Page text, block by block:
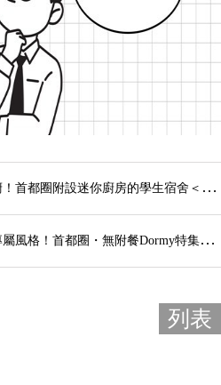
都圈附設迷你廚房的學生宿舍＜首都圈＞
！首都圈・無附餐Dormy特集＜大學專用宿舍＞
列表